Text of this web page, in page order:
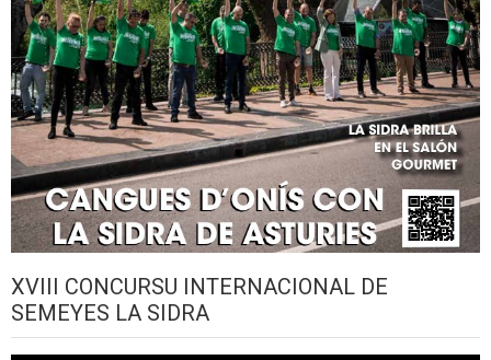
XVIII CONCURSU INTERNACIONAL DE
SEMEYES LA SIDRA